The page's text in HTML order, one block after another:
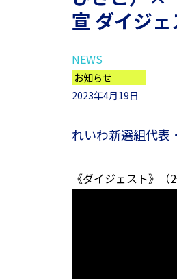
宣 ダイジェ
NEWS
お知らせ
2023年4月19日
れいわ新選組代表
《ダイジェスト》（2